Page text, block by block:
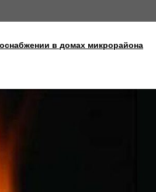
в домах микрорайона